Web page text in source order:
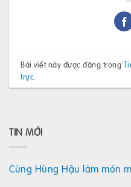
Bài viết này được đăng trong
trực.
TIN MỚI
Cùng Hùng Hậu làm món